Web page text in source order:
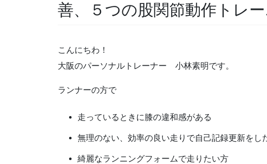
善、５つの股関節動作トレ
こんにちわ！
大阪のパーソナルトレーナー 小林素明です。
ランナーの方で
走っているときに膝の違和感がある
無理のない、効率の良い走りで自己記録更新をし
綺麗なランニングフォームで走りたい方